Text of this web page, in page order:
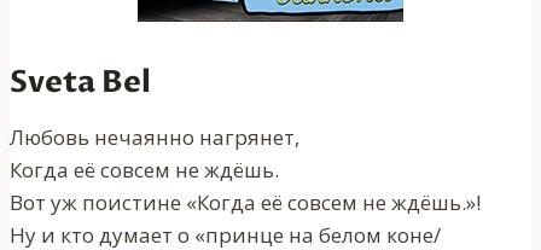
Sveta Bel
Любовь нечаянно нагрянет,
Когда её совсем не ждёшь.
Вот уж поистине «Когда её совсем не ждёшь.»!
Ну и кто думает о «принце на белом коне/